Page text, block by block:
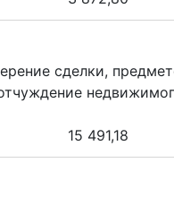
сделки,
15 491,18